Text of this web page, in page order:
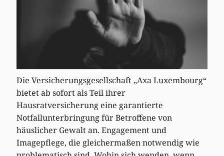
Die Versicherungsgesellschaft „Axa Luxembourg“
bietet ab sofort als Teil ihrer
Hausratversicherung eine garantierte
Notfallunterbringung für Betroffene von
häuslicher Gewalt an. Engagement und
Imagepflege, die gleichermaßen notwendig wie